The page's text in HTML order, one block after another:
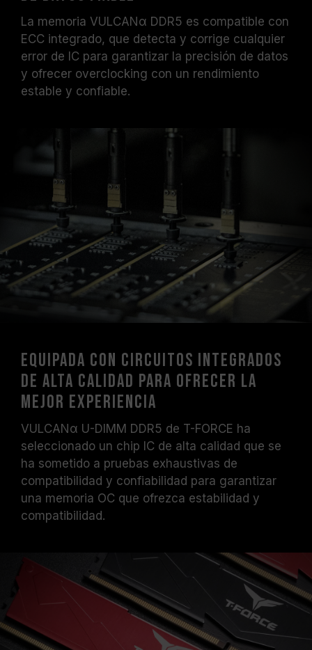
La memoria VULCANα DDR5 es compatible con
ECC integrado, que detecta y corrige cualquier
error de IC para garantizar la precisión de datos
y ofrecer overclocking con un rendimiento
estable y confiable.
Equipada con circuitos integrados
de alta calidad para ofrecer la
mejor experiencia
VULCANα U-DIMM DDR5 de T-FORCE ha
seleccionado un chip IC de alta calidad que se
ha sometido a pruebas exhaustivas de
compatibilidad y confiabilidad para garantizar
una memoria OC que ofrezca estabilidad y
compatibilidad.